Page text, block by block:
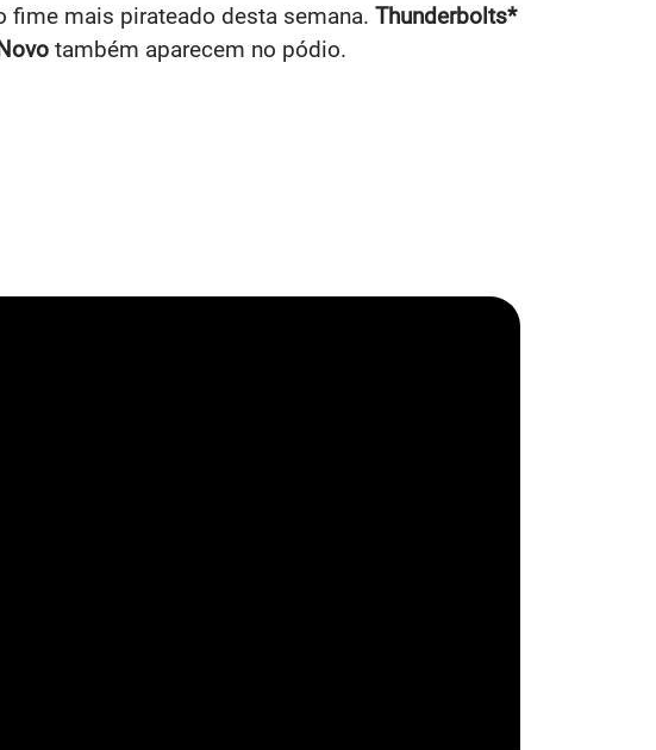
fime mais pirateado desta semana. Thunderbolts*
também aparecem no pódio.